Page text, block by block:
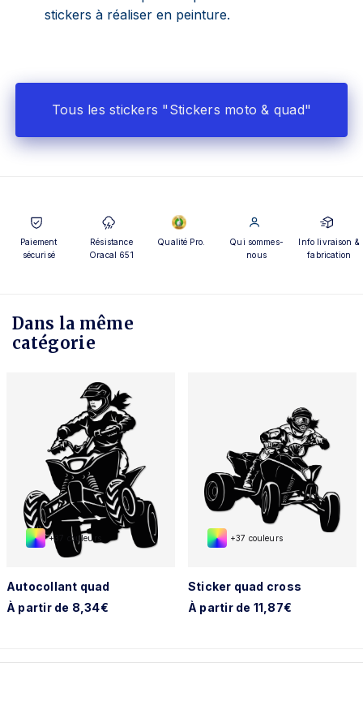
stickers à réaliser en peinture.
Tous les stickers "Stickers moto & quad"
Paiement
sécurisé
Résistance
Oracal 651
Qualité Pro.
Qui sommes-
nous
Info livraison &
fabrication
Dans la même
catégorie
+37 couleurs
Autocollant quad
À partir de 8,34€
+37 couleurs
Sticker quad cross
À partir de 11,87€